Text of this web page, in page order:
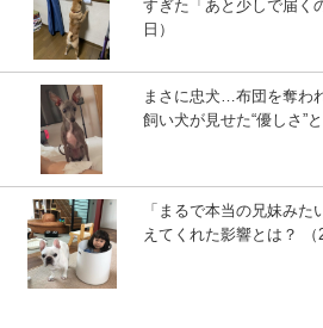
すぎた「あと少しで届く
日）
まさに忠犬…布団を奪わ
飼い犬が見せた“優しさ”
「まるで本当の兄妹み
えてくれた影響とは？ （